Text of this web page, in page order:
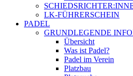
LK-FÜHRERSCHEIN
PADEL
GRUNDLEGENDE
Übersicht
Was ist Padel?
Padel im Verein
Platzbau